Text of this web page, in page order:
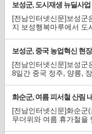
의 축사를 직접 신축할
동의 입주자를 모집한다.
보성군, 도시재생 뉴딜사
[전남인터넷신문]보성군
지 보성행복마루에서 도
이해와 참여를 높이고,
한 지역공동체를 형성하
보성군, 중국 농업혁신 현
[전남인터넷신문]보성군
8일간 중국 정주, 양릉,
참여했다. 연수단은 현지
농산물 도매시장, 기후변
화순군, 여름 피서철 산림
[전남인터넷신문]화순군
무더위와 여름 휴가철을